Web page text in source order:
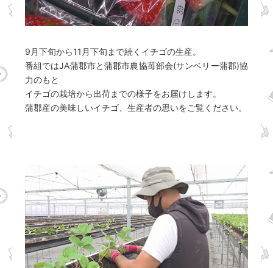
9月下旬から11月下旬まで続くイチゴの生産。
番組ではJA蒲郡市と蒲郡市農協苺部会(サンベリー蒲郡)協
力のもと
イチゴの栽培から出荷までの様子をお届けします。
蒲郡産の美味しいイチゴ、生産者の思いをご覧ください。